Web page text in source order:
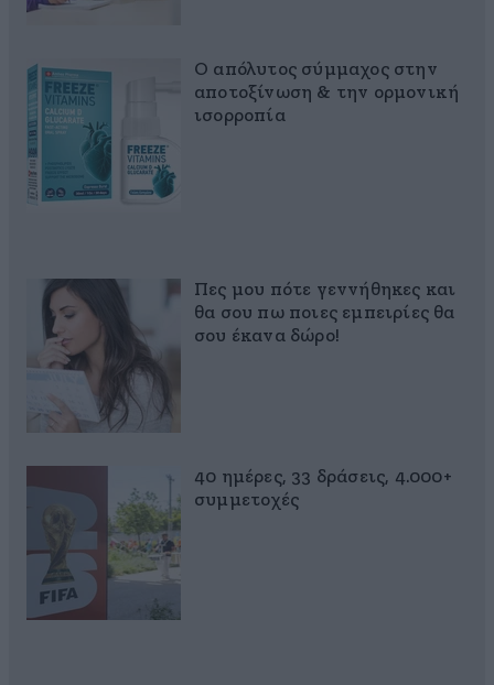
Ο απόλυτος σύμμαχος στην
αποτοξίνωση & την ορμονική
ισορροπία
Πες μου πότε γεννήθηκες και
θα σου πω ποιες εμπειρίες θα
σου έκανα δώρο!
40 ημέρες, 33 δράσεις, 4.000+
συμμετοχές